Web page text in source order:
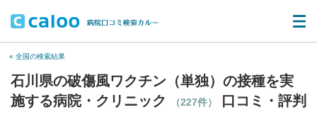
« 全国の検索結果
石川県の破傷風ワクチン（単独）の接種を実
施する病院・クリニック
（227件） 口コミ・評判